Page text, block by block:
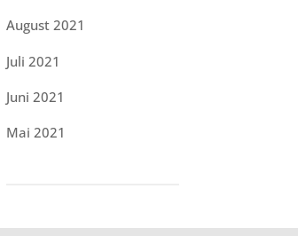
August 2021
Juli 2021
Juni 2021
Mai 2021